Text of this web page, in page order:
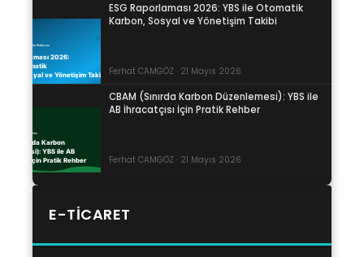
ESG Raporlaması 2026: YBS ile Otomatik
Karbon, Sosyal ve Yönetişim Takibi
Ferhat CAMGÖZ · 21 Mayıs 2026
CBAM (Sınırda Karbon Düzenlemesi): YBS ile
AB İhracatçısı İçin Pratik Rehber
Ferhat CAMGÖZ · 21 Mayıs 2026
E-TICARET